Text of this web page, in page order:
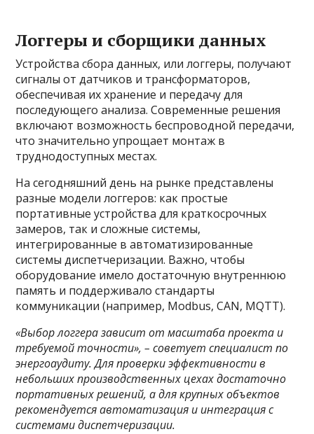
Логгеры и сборщики данных
Устройства сбора данных, или логгеры, получают
сигналы от датчиков и трансформаторов,
обеспечивая их хранение и передачу для
последующего анализа. Современные решения
включают возможность беспроводной передачи,
что значительно упрощает монтаж в
труднодоступных местах.
На сегодняшний день на рынке представлены
разные модели логгеров: как простые
портативные устройства для краткосрочных
замеров, так и сложные системы,
интегрированные в автоматизированные
системы диспетчеризации. Важно, чтобы
оборудование имело достаточную внутреннюю
память и поддерживало стандарты
коммуникации (например, Modbus, CAN, MQTT).
«Выбор логгера зависит от масштаба проекта и
требуемой точности», – советует специалист по
энергоаудиту. Для проверки эффективности в
небольших производственных цехах достаточно
портативных решений, а для крупных объектов
рекомендуется автоматизация и интеграция с
системами диспетчеризации.